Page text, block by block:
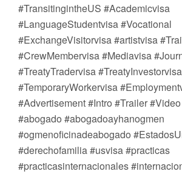
#TransitingintheUS #Academicvisa
#LanguageStudentvisa #Vocational
#ExchangeVisitorvisa #artistvisa
#CrewMembervisa #Mediavisa
#TreatyTradervisa #TreatyInvestorvisa
#TemporaryWorkervisa
#Advertisement #Intro #Trailer
#abogado #abogadoayhanogmen
#ogmenoficinadeabogado
#derechofamilia #usvisa #practicas
#practicasinternacionales